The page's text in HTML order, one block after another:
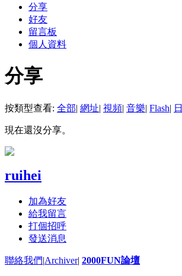
分享
好友
留言板
個人資料
分享
按類型查看: 全部| 網址| 視頻| 音樂| Flash|
現在還沒分享。
ruihei
加為好友
給我留言
打個招呼
發送消息
聯絡我們|Archiver| 2000FUN論壇